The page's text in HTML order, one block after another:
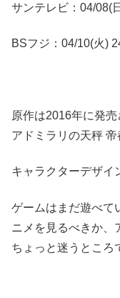
サンテレビ：04/08(
BSフジ：04/10(火)
原作は2016年に発
アドミラリの天秤 帝
キャラクターデザイ
ゲームはまだ遊べて
ニメを見るべきか、
ちょっと迷うところ